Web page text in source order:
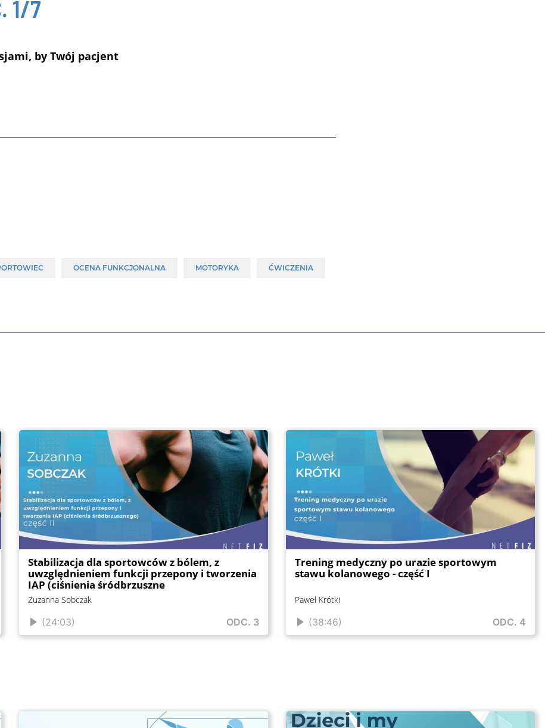
1/7
by Twój pacjent
OCENA FUNKCJONALNA MOTORYKA ĆWICZENIA
Stabilizacja dla sportowców z bólem, z
uwzględnieniem funkcji przepony i tworzenia
IAP (ciśnienia śródbrzuszne
Zuzanna Sobczak
(24:03) ODC. 3
Trening medyczny po urazie sportowym
stawu kolanowego - część I
Paweł Krótki
(38:46) ODC. 4